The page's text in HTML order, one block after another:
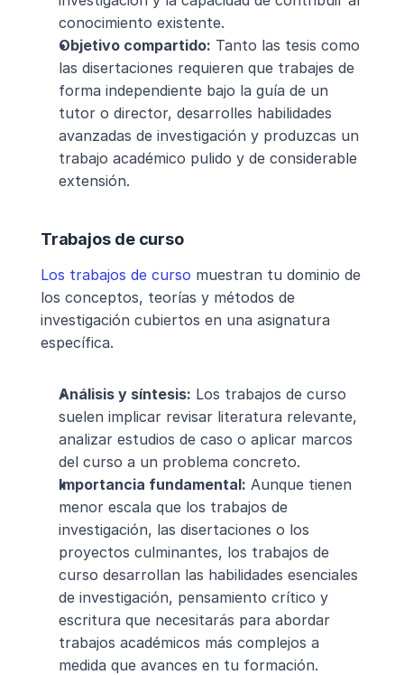
conocimiento existente.
Objetivo compartido: Tanto las tesis como
las disertaciones requieren que trabajes de
forma independiente bajo la guía de un
tutor o director, desarrolles habilidades
avanzadas de investigación y produzcas un
trabajo académico pulido y de considerable
extensión.
Trabajos de curso
Los trabajos de curso muestran tu dominio de
los conceptos, teorías y métodos de
investigación cubiertos en una asignatura
específica.
Análisis y síntesis: Los trabajos de curso
suelen implicar revisar literatura relevante,
analizar estudios de caso o aplicar marcos
del curso a un problema concreto.
Importancia fundamental: Aunque tienen
menor escala que los trabajos de
investigación, las disertaciones o los
proyectos culminantes, los trabajos de
curso desarrollan las habilidades esenciales
de investigación, pensamiento crítico y
escritura que necesitarás para abordar
trabajos académicos más complejos a
medida que avances en tu formación.